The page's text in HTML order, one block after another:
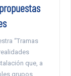
“Tramas
que, a
grupos